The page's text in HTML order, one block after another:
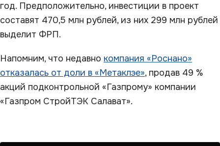
год. Предположительно, инвестиции в проект
составят 470,5 млн рублей, из них 299 млн рублей
выделит ФРП.
Напомним, что недавно компания «Роснано»
отказалась от доли в «Метаклэе», продав 49 %
акций подконтрольной «Газпрому» компании
«Газпром СтройТЭК Салават».